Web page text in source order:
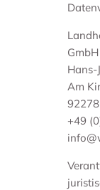
Hans-
Am
+49